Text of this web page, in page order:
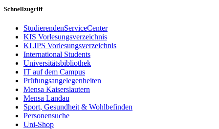
Schnellzugriff
StudierendenServiceCenter
KIS Vorlesungsverzeichnis
KLIPS Vorlesungsverzeichnis
International Students
Universitätsbibliothek
IT auf dem Campus
Prüfungsangelegenheiten
Mensa Kaiserslautern
Mensa Landau
Sport, Gesundheit & Wohlbefinden
Personensuche
Uni-Shop